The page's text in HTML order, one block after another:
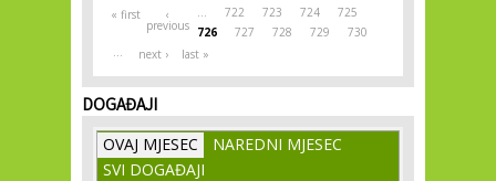
« first ‹
previous
… 722 723 724
725
726
727 728 729
730
…
next › last »
DOGAĐAJI
OVAJ MJESEC
NAREDNI MJESEC
SVI DOGAĐAJI